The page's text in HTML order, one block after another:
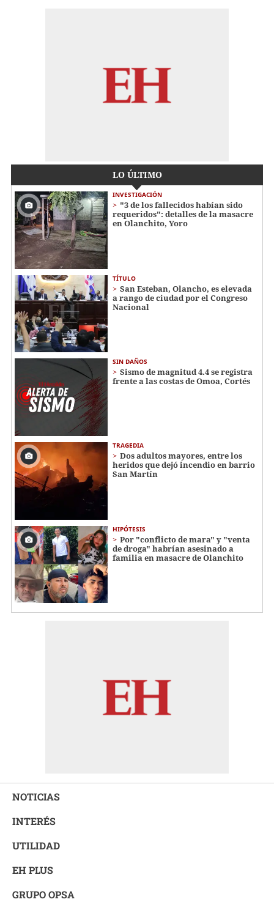
LO ÚLTIMO
INVESTIGACIÓN
"3 de los fallecidos habían sido
requeridos": detalles de la masacre
en Olanchito, Yoro
TÍTULO
San Esteban, Olancho, es elevada
a rango de ciudad por el Congreso
Nacional
SIN DAÑOS
Sismo de magnitud 4.4 se registra
frente a las costas de Omoa, Cortés
TRAGEDIA
Dos adultos mayores, entre los
heridos que dejó incendio en barrio
San Martín
HIPÓTESIS
Por "conflicto de mara" y "venta
de droga" habrían asesinado a
familia en masacre de Olanchito
NOTICIAS
INTERÉS
UTILIDAD
EH PLUS
GRUPO OPSA